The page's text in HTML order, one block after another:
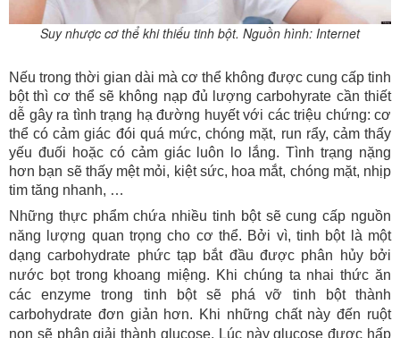
Suy nhược cơ thể khi thiếu tinh bột. Nguồn hình: Internet
Nếu trong thời gian dài mà cơ thể không được cung cấp tinh
bột thì cơ thể sẽ không nạp đủ lượng carbohyrate cần thiết
dễ gây ra tình trạng hạ đường huyết với các triệu chứng: cơ
thể có cảm giác đói quá mức, chóng mặt, run rẩy, cảm thấy
yếu đuối hoặc có cảm giác luôn lo lắng. Tình trạng nặng
hơn bạn sẽ thấy mệt mỏi, kiệt sức, hoa mắt, chóng mặt, nhịp
tim tăng nhanh, …
Những thực phẩm chứa nhiều tinh bột sẽ cung cấp nguồn
năng lượng quan trọng cho cơ thể. Bởi vì, tinh bột là một
dạng carbohydrate phức tạp bắt đầu được phân hủy bởi
nước bọt trong khoang miệng. Khi chúng ta nhai thức ăn
các enzyme trong tinh bột sẽ phá vỡ tinh bột thành
carbohydrate đơn giản hơn. Khi những chất này đến ruột
non sẽ phân giải thành glucose. Lúc này glucose được hấp